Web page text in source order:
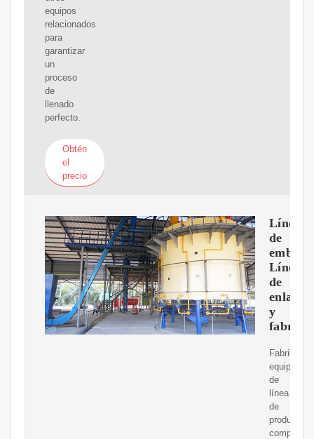
equipos
relacionados
para
garantizar
un
proceso
de
llenado
perfecto.
Obtén
el
precio
Línea
de
Línea
de
y
equipos
de
línea
de
producción
completos